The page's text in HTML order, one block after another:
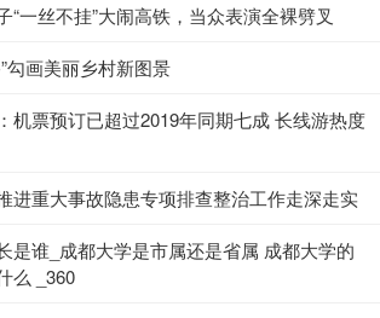
“一丝不挂”大闹高铁，当众表演全裸劈叉
勾画美丽乡村新图景
机票预订已超过2019年同期七成 长线游热度
进重大事故隐患专项排查整治工作走深走实
是谁_成都大学是市属还是省属 成都大学的
么 _360